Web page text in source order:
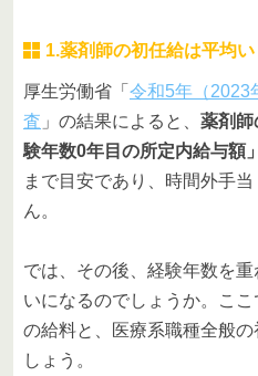
1.薬剤師の初任給は平均い
厚生労働省「 令和5年（2023
査 」の結果によると、 薬剤師
験年数0年目の所定内給与額
まで目安であり、時間外手
ん。
では、その後、経験年数を
いになるのでしょうか。こ
の給料と、医療系職種全般
しょう。